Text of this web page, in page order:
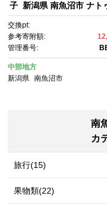
子 新潟県 南魚沼市 ナト
フ 各1箱（合計2箱）
交換pt:
参考寄附額:
管理番号:
中部地方
新潟県
南魚沼市
南
カ
旅行(15)
果物類(22)